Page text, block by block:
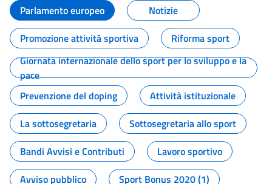
Parlamento europeo
Notizie
Promozione attività sportiva
Riforma sport
Giornata internazionale dello sport per lo sviluppo e la
pace
Prevenzione del doping
Attività istituzionale
La sottosegretaria
Sottosegretaria allo sport
Bandi Avvisi e Contributi
Lavoro sportivo
Avviso pubblico
Sport Bonus 2020 (1)